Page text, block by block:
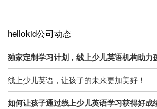
hellokid公司动态
独家定制学习计划，线上少儿英语机构助力
线上少儿英语，让孩子的未来更加美好！
如何让孩子通过线上少儿英语学习获得好成